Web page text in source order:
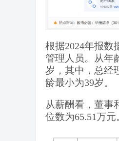
根据2024年报数
管理人员。从年
岁，其中，总经
龄最小为39岁。
从薪酬看，董事
位数为65.51万